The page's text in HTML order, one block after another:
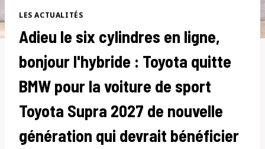
LES ACTUALITÉS
Adieu le six cylindres en ligne,
bonjour l'hybride : Toyota quitte
BMW pour la voiture de sport
Toyota Supra 2027 de nouvelle
génération qui devrait bénéficier